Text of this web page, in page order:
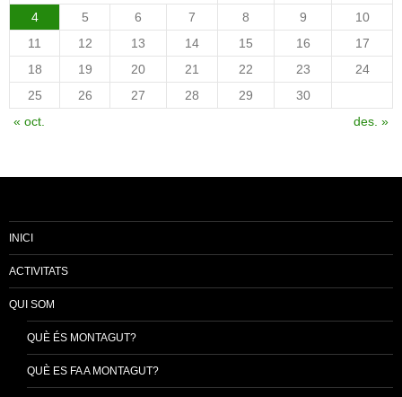
4
5 6 7 8 9
10
11
12 13 14 15 16
17
18
19 20 21 22 23
24
25
26 27 28 29
30
« oct.
des. »
INICI
ACTIVITATS
QUI SOM
QUÈ ÉS MONTAGUT?
QUÈ ES FA A MONTAGUT?